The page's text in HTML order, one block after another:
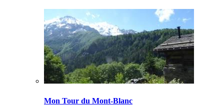
Mon Tour du Mont-Blanc